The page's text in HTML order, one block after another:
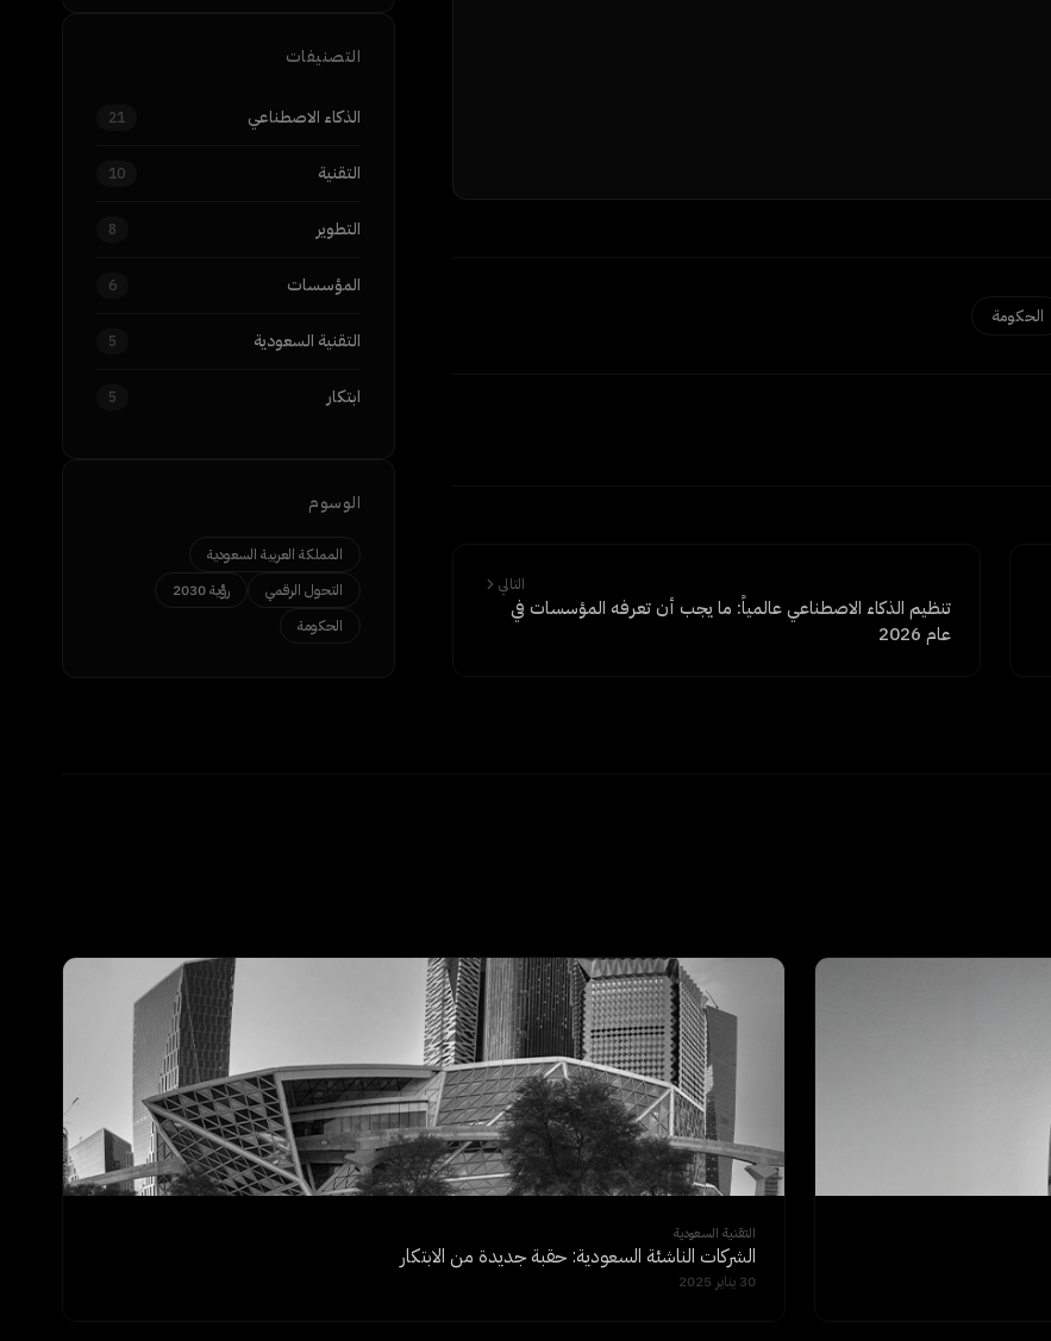
الحكومة
التالي
تنظيم الذكاء الاصطناعي عالمياً: ما يجب أن تعرفه المؤسسات في
عام 2026
التصنيفات
الذكاء الاصطناعي 21
التقنية 10
التطوير 8
المؤسسات 6
التقنية السعودية 5
ابتكار 5
الوسوم
المملكة العربية السعودية
التحول الرقمي
رؤية 2030
الحكومة
التقنية السعودية
الشركات الناشئة السعودية: حقبة جديدة من الابتكار
30 يناير 2025